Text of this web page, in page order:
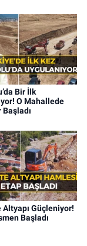
Bir İlk
O Mahallede
Başladı
Altyapı Güçleniyor!
Başladı